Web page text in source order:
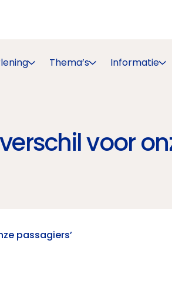
Thema’s Informatie
voor
passagiers’